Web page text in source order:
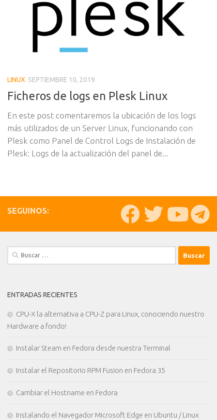
LINUX SEPTIEMBRE 10, 2019
Ficheros de logs en Plesk Linux
En este post comentaremos la ubicación de los logs
más utilizados de un Server Linux, funcionando con
Plesk como Panel de Control Logs de Instalación de
Plesk: Logs de la actualización del panel de...
SEGUINOS:
Buscar:
ENTRADAS RECIENTES
CPU-X la alternativa a CPU-Z para Linux, conociendo nuestro
Hardware a fondo!
Instalar Steam en Fedora desde nuestra Terminal
Instalar el Repositorio RPM Fusion en Fedora 35
Cambiar el Hostname en Fedora
Instalando el Navegador Microsoft Edge en Ubuntu / Linux